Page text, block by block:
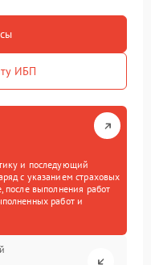
ИБП
и последующий
с указанием страховых
после выполнения работ
работ и